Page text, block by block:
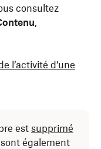
consultez
,
l’activité d’une
estsupprimé
également